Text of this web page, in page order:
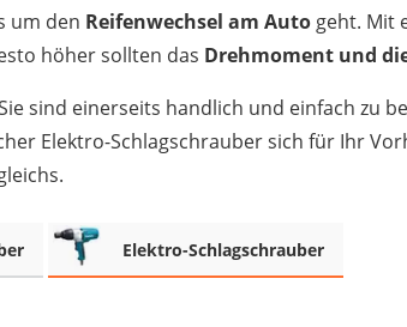
um den Reifenwechsel am Auto geht. Mit
höher sollten das Drehmoment und
sind einerseits handlich und einfach zu
Elektro-Schlagschrauber sich für Ihr
Elektro-Schlagschrauber